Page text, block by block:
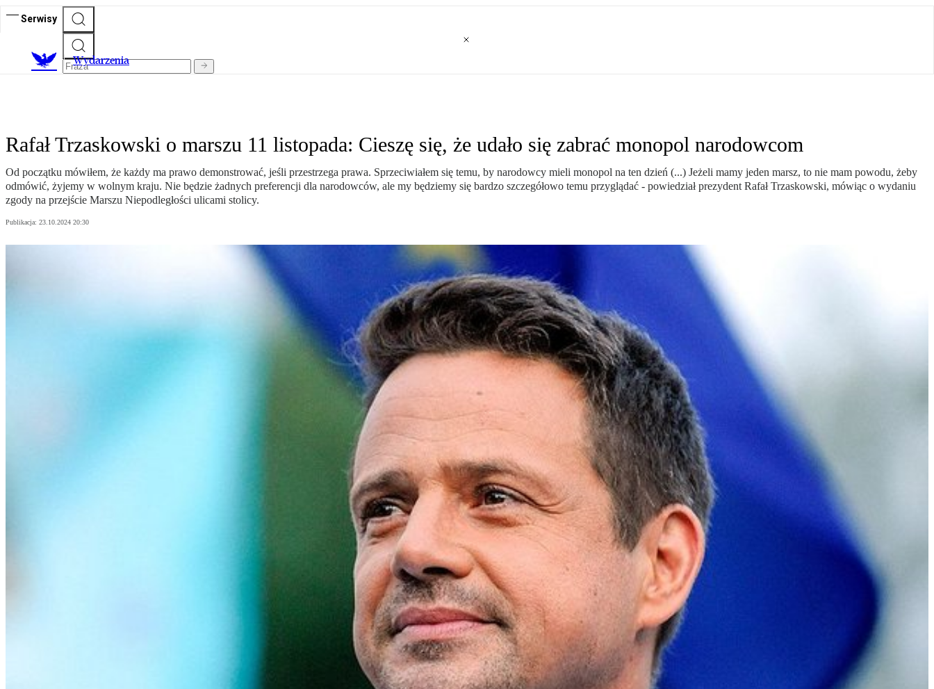
Serwisy
Wydarzenia
Rafał Trzaskowski o marszu 11 listopada: Cieszę się, że udało się zabrać monopol narodowcom
Od początku mówiłem, że każdy ma prawo demonstrować, jeśli przestrzega prawa. Sprzeciwiałem się temu, by narodowcy mieli monopol na ten dzień (...) Jeżeli mamy jeden marsz, to nie mam powodu, żeby
odmówić, żyjemy w wolnym kraju. Nie będzie żadnych preferencji dla narodowców, ale my będziemy się bardzo szczegółowo temu przyglądać - powiedział prezydent Rafał Trzaskowski, mówiąc o wydaniu
zgody na przejście Marszu Niepodległości ulicami stolicy.
Publikacja: 23.10.2024 20:30